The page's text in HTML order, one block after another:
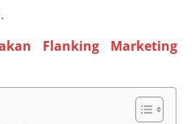
Flanking Marketing